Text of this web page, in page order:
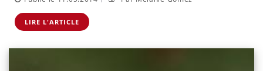
LIRE L'ARTICLE